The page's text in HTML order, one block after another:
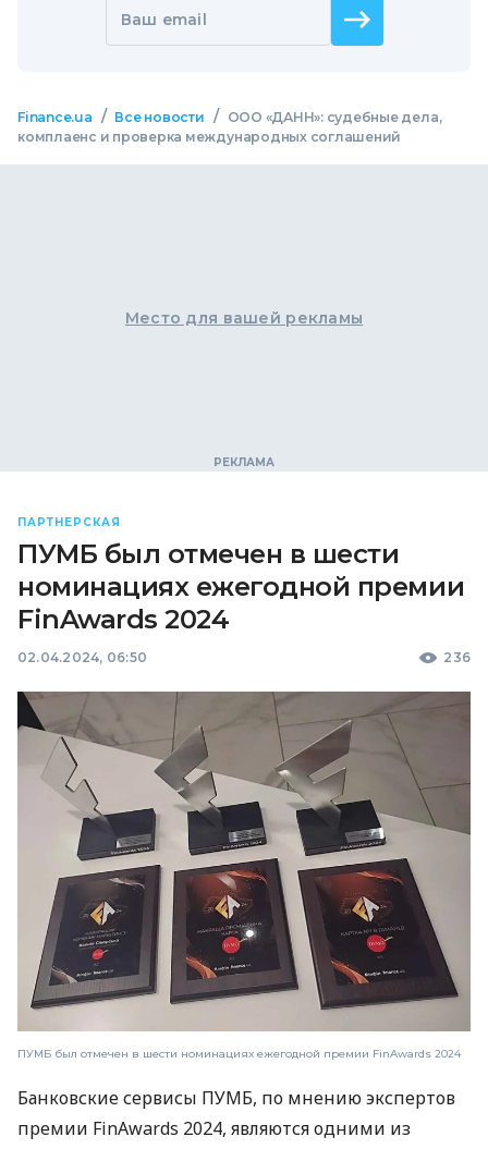
Ваш email
Finance.ua / Все новости /
ООО «ДАНН»: судебные дела,
комплаенс и проверка международных соглашений
Место для вашей рекламы
ПАРТНЕРСКАЯ
ПУМБ был отмечен в шести
номинациях ежегодной премии
FinAwards 2024
02.04.2024, 06:50 236
ПУМБ был отмечен в шести номинациях ежегодной премии FinAwards 2024
Банковские сервисы ПУМБ, по мнению экспертов
премии FinAwards 2024, являются одними из